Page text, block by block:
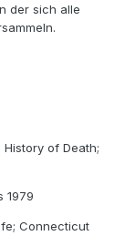
der sich alle
of Death;
1979
Connecticut